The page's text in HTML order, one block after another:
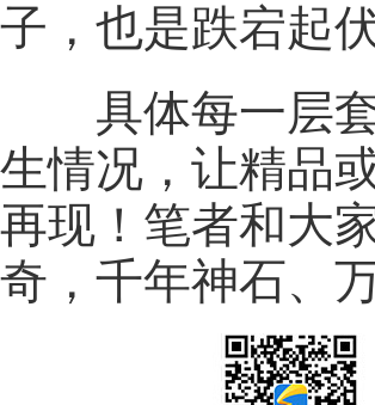
子，也是跌宕起
具体每一层
生情况，让精品
再现！ 笔者和大
奇，千年神石、